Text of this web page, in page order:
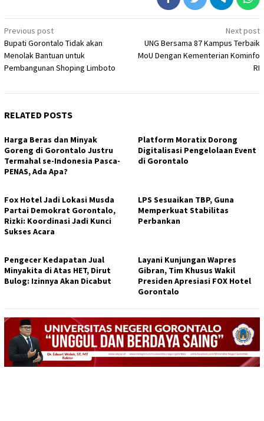
Post
navigation
Previous post
Bupati Gorontalo Tidak akan
Menolak Bantuan untuk
Pembangunan Shoping Limboto
Next post
UNG Bersama 87 Kampus Terbaik
MoU Dengan Kementerian Kominfo
RI
RELATED POSTS
Harga Beras dan Minyak
Goreng di Gorontalo Justru
Termahal se-Indonesia Pasca-
PENAS, Ada Apa?
Platform Moratix Dorong
Digitalisasi Pengelolaan Event
di Gorontalo
Fox Hotel Jadi Lokasi Musda
Partai Demokrat Gorontalo,
Rizki: Koordinasi Jadi Kunci
Sukses Acara
LPS Sesuaikan TBP, Guna
Memperkuat Stabilitas
Perbankan
Pengecer Kedapatan Jual
Minyakita di Atas HET, Dirut
Bulog: Izinnya Akan Dicabut
Layani Kunjungan Wapres
Gibran, Tim Khusus Wakil
Presiden Apresiasi FOX Hotel
Gorontalo